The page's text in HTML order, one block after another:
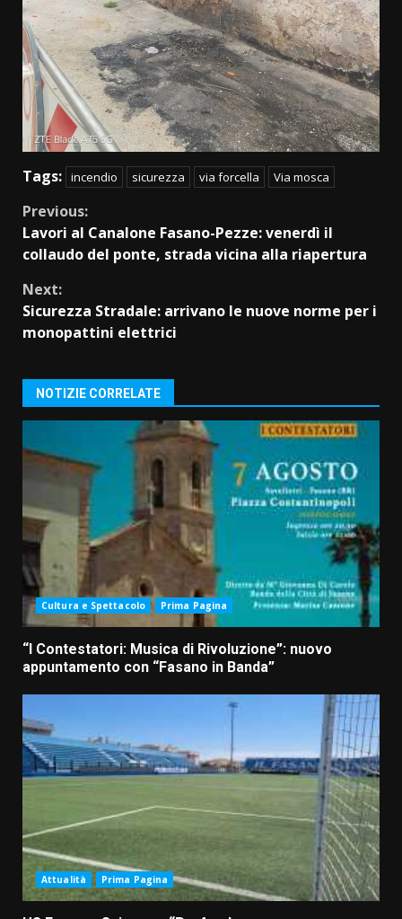
Tags: incendio sicurezza via forcella Via mosca
Continue
Reading
Previous:
Lavori al Canalone Fasano-Pezze: venerdì il
collaudo del ponte, strada vicina alla riapertura
Next:
Sicurezza Stradale: arrivano le nuove norme per i
monopattini elettrici
NOTIZIE CORRELATE
Cultura e Spettacolo Prima Pagina
“I Contestatori: Musica di Rivoluzione”: nuovo
appuntamento con “Fasano in Banda”
Attualità Prima Pagina